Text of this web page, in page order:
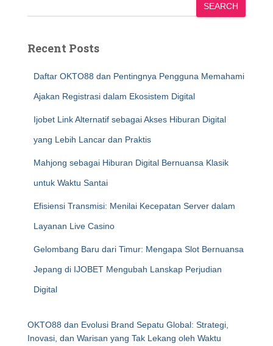
SEARCH
Recent Posts
Daftar OKTO88 dan Pentingnya Pengguna Memahami
Ajakan Registrasi dalam Ekosistem Digital
Ijobet Link Alternatif sebagai Akses Hiburan Digital
yang Lebih Lancar dan Praktis
Mahjong sebagai Hiburan Digital Bernuansa Klasik
untuk Waktu Santai
Efisiensi Transmisi: Menilai Kecepatan Server dalam
Layanan Live Casino
Gelombang Baru dari Timur: Mengapa Slot Bernuansa
Jepang di IJOBET Mengubah Lanskap Perjudian
Digital
OKTO88 dan Evolusi Brand Sepatu Global: Strategi,
Inovasi, dan Warisan yang Tak Lekang oleh Waktu